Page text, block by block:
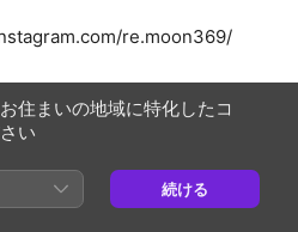
re.moon369/
住まいの地域に特化したコ
い
続ける